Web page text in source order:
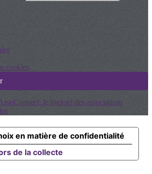
cookies
le logiciel des associations
de la collecte
en matière de confidentialité